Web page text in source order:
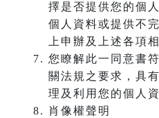
擇是否提供您的個
個人資料或提供不
上申辦及上述各項
您瞭解此一同意書
關法規之要求，具
理及利用您的個人
肖像權聲明